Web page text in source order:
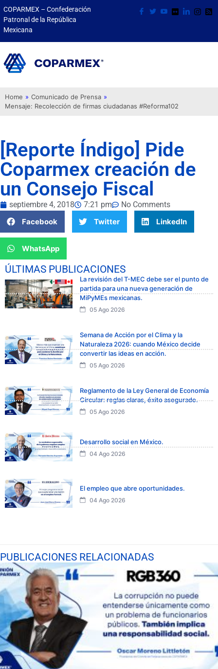
COPARMEX – Confederación
Patronal de la República
Mexicana
Home » Comunicado de Prensa »
Mensaje: Recolección de firmas ciudadanas #Reforma102
[Reporte Índigo] Pide
Coparmex creación de
un Consejo Fiscal
septiembre 4, 2018 7:21 pm
No Comments
Facebook
Twitter LinkedIn
WhatsApp
ÚLTIMAS PUBLICACIONES
La revisión del T-MEC debe ser el punto de
partida para una nueva generación de
MiPyMEs mexicanas.
05 Ago 2026
Semana de Acción por el Clima y la
Naturaleza 2026: cuando México decide
convertir las ideas en acción.
05 Ago 2026
Reglamento de la Ley General de Economía
Circular: reglas claras, éxito asegurado.
05 Ago 2026
Desarrollo social en México.
04 Ago 2026
El empleo que abre oportunidades.
04 Ago 2026
PUBLICACIONES RELACIONADAS